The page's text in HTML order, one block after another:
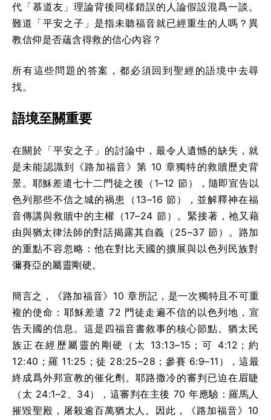
代「慕道友」理論背後同樣錯誤的人論假設混爲一談。
難道「平安之子」是指未聽福音就已經重生的人嗎？異
教信仰是否蘊含得救的信心內容？
所有這些問題的答案，都必須回到聖經的語境中去尋
找。
語境至關重要
在關於「平安之子」的討論中，最令人遺憾的缺失，就
是未能認識到《路加福音》第 10 章獨特的救贖歷史背
景。耶穌差遣七十二門徒之後（1–12 節），隨即宣告以
色列那些不信之城的禍患（13–16 節），並解釋神在福
音傳講與救贖中的主權（17–24 節）。緊接著，祂又藉
由與猶太律法師的對話揭露其自義（25–37 節）。路加
的重點不容忽略：他在對比天國的擴展與以色列民族對
彌賽亞的屬靈剛硬。
簡言之，《路加福音》10 章所記，是一次獨特且不可重
複的使命：耶穌差遣 72 門徒走遍不信的以色列地，宣
告天國的信息。這是四福音書敘事的核心節點。猶太民
族正在經歷屬靈的剛硬（太 13:13–15；可 4:12；約
12:40；羅 11:25；徒 28:25–28；參賽 6:9–11），這最
終成爲外邦宣教的催化劑。耶路撒冷的審判已迫在眉睫
（太 24:1–2、34），這審判在主後 70 年應驗：羅馬人
摧毀聖殿，屠殺逾百萬猶太人。因此，《路加福音》10